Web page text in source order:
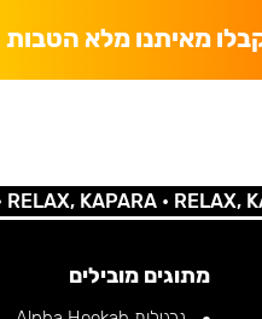
מאיתנו מלא הטבות
KAPARA •RELAX,
מתוגים מובילים